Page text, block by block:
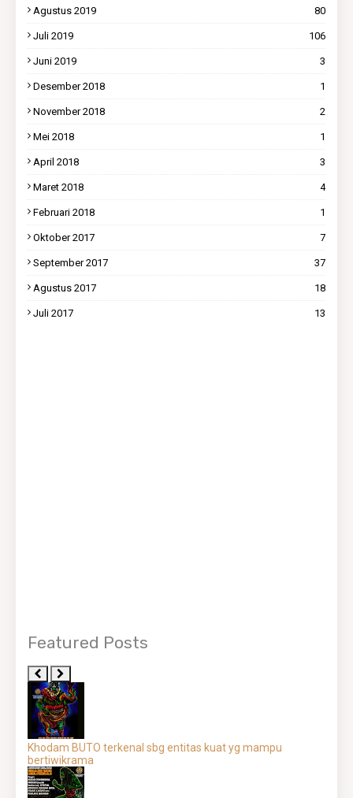
Agustus 2019 80
Juli 2019 106
Juni 2019 3
Desember 2018 1
November 2018 2
Mei 2018 1
April 2018 3
Maret 2018 4
Februari 2018 1
Oktober 2017 7
September 2017 37
Agustus 2017 18
Juli 2017 13
Featured Posts
Khodam BUTO terkenal sbg entitas kuat yg mampu
bertiwikrama